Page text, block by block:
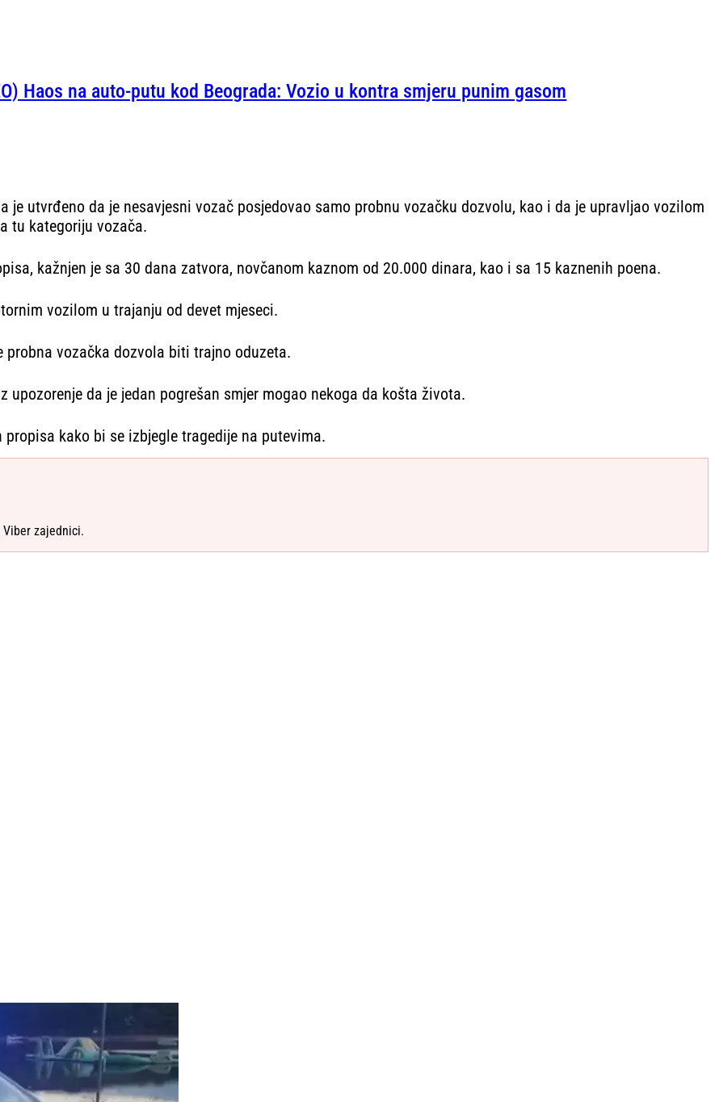
Haos na auto-putu kod Beograda: Vozio u kontra smjeru punim gasom
utvrđeno da je nesavjesni vozač posjedovao samo probnu vozačku dozvolu, kao i da je upravljao vozilom
tu kategoriju vozača.
kažnjen je sa 30 dana zatvora, novčanom kaznom od 20.000 dinara, kao i sa 15 kaznenih poena.
vozilom u trajanju od devet mjeseci.
probna vozačka dozvola biti trajno oduzeta.
da je jedan pogrešan smjer mogao nekoga da košta života.
kako bi se izbjegle tragedije na putevima.
zajednici.